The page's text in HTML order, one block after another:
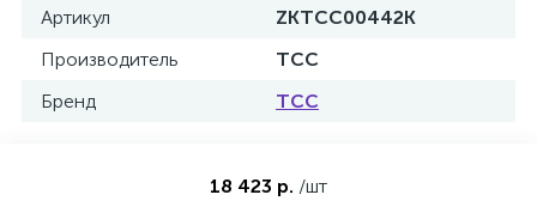
Артикул
ZKTCC00442K
Производитель
ТСС
Бренд
ТСС
18 423 р. /шт